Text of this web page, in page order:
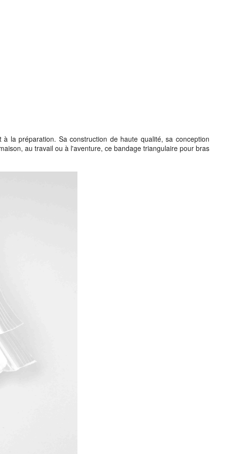
la préparation. Sa construction de haute qualité, sa conception
au travail ou à l'aventure, ce bandage triangulaire pour bras